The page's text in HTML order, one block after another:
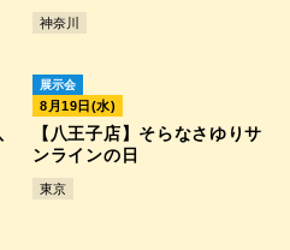
神奈川
展示会
8月19日(水)
【八王子店】そらなさゆりサ
ンラインの日
東京